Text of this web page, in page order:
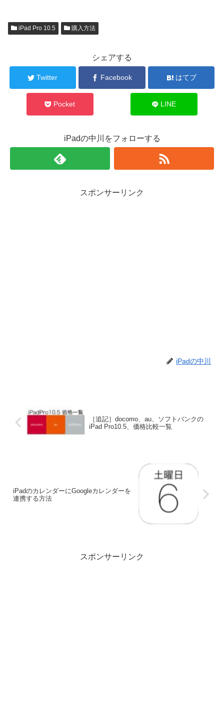
iPad Pro 10.5 購入方法
シェアする
Twitter Facebook はてブ
Pocket LINE
iPadの中川をフォローする
スポンサーリンク
iPadの中川
［追記］docomo、au、ソフトバンクの
iPad Pro10.5、価格比較一覧
iPadのカレンダーにGoogleカレンダーを
連携する方法
スポンサーリンク